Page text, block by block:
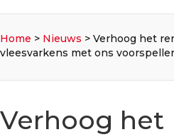
Home > Nieuws > Verhoog het
vleesvarkens met ons
Verhoog het